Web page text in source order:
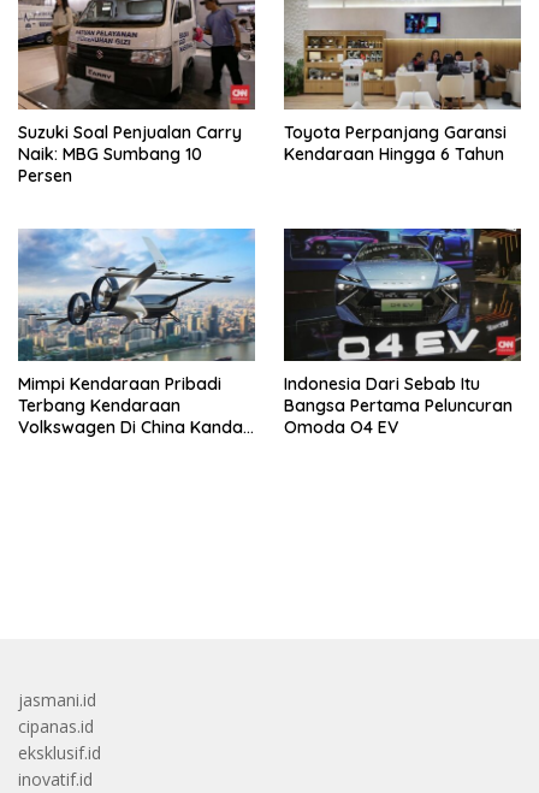
Suzuki Soal Penjualan Carry
Naik: MBG Sumbang 10
Persen
Toyota Perpanjang Garansi
Kendaraan Hingga 6 Tahun
Mimpi Kendaraan Pribadi
Terbang Kendaraan
Volkswagen Di China Kandas
Indonesia Dari Sebab Itu
Bangsa Pertama Peluncuran
Omoda O4 EV
jasmani.id
cipanas.id
eksklusif.id
inovatif.id